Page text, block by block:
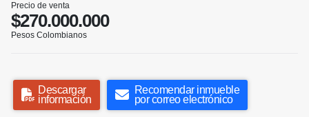
Precio de venta
$270.000.000
Pesos Colombianos
Descargar
información
Recomendar inmueble
por correo electrónico